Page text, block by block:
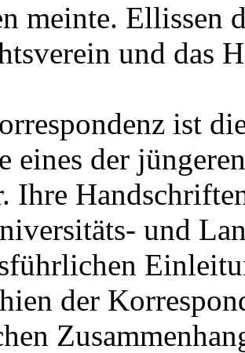
meinte. Ellissen
und das
ist
eines der
Ihre
und
der